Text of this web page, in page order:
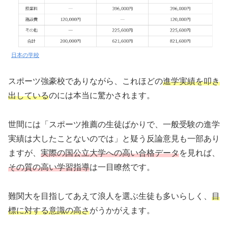
日本の学校
スポーツ強豪校でありながら、これほどの進学実績を叩き
出しているのには本当に驚かされます。
世間には「スポーツ推薦の生徒ばかりで、一般受験の進学
実績は大したことないのでは」と疑う反論意見も一部あり
ますが、 実際の国公立大学への高い合格データを見れば、
その質の高い学習指導は一目瞭然です。
難関大を目指してあえて浪人を選ぶ生徒も多いらしく、 目
標に対する意識の高さがうかがえます。